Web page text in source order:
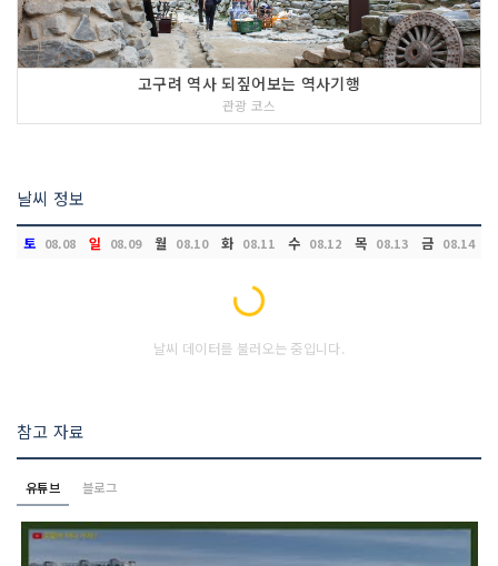
고구려 역사 되짚어보는 역사기행
관광 코스
날씨 정보
토 08.08 일 08.09 월 08.10 화 08.11 수 08.12 목 08.13 금 08.14
Loading...
날씨 데이터를 불러오는 중입니다.
참고 자료
유튜브 블로그